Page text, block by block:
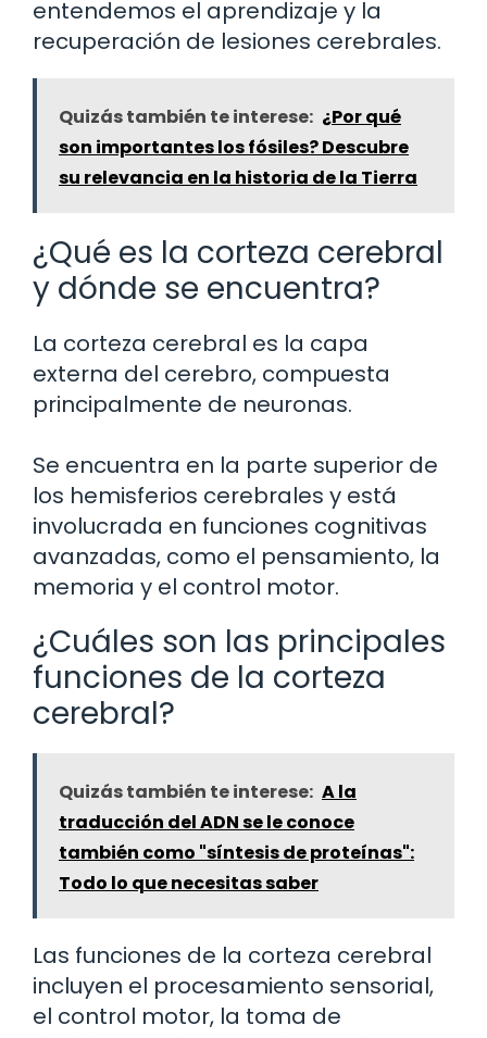
entendemos el aprendizaje y la
recuperación de lesiones cerebrales.
Quizás también te interese: ¿Por qué
son importantes los fósiles? Descubre
su relevancia en la historia de la Tierra
¿Qué es la corteza cerebral
y dónde se encuentra?
La corteza cerebral es la capa
externa del cerebro, compuesta
principalmente de neuronas.
Se encuentra en la parte superior de
los hemisferios cerebrales y está
involucrada en funciones cognitivas
avanzadas, como el pensamiento, la
memoria y el control motor.
¿Cuáles son las principales
funciones de la corteza
cerebral?
Quizás también te interese: A la
traducción del ADN se le conoce
también como "síntesis de proteínas":
Todo lo que necesitas saber
Las funciones de la corteza cerebral
incluyen el procesamiento sensorial,
el control motor, la toma de